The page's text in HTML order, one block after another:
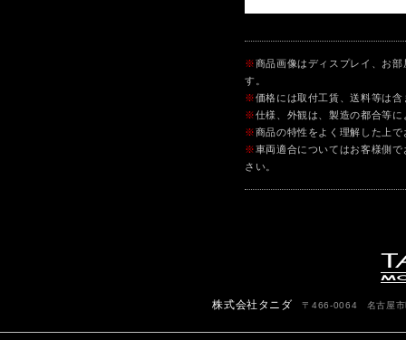
※商品画像はディスプレイ、お
す。
※価格には取付工賃、送料等は
※仕様、外観は、製造の都合等
※商品の特性をよく理解した上
※車両適合についてはお客様側
さい。
株式会社タニダ 〒466-0064 名古屋市